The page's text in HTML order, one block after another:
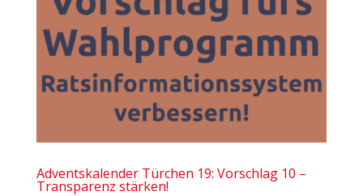
Adventskalender Türchen 19: Vorschlag 10 –
Transparenz stärken!